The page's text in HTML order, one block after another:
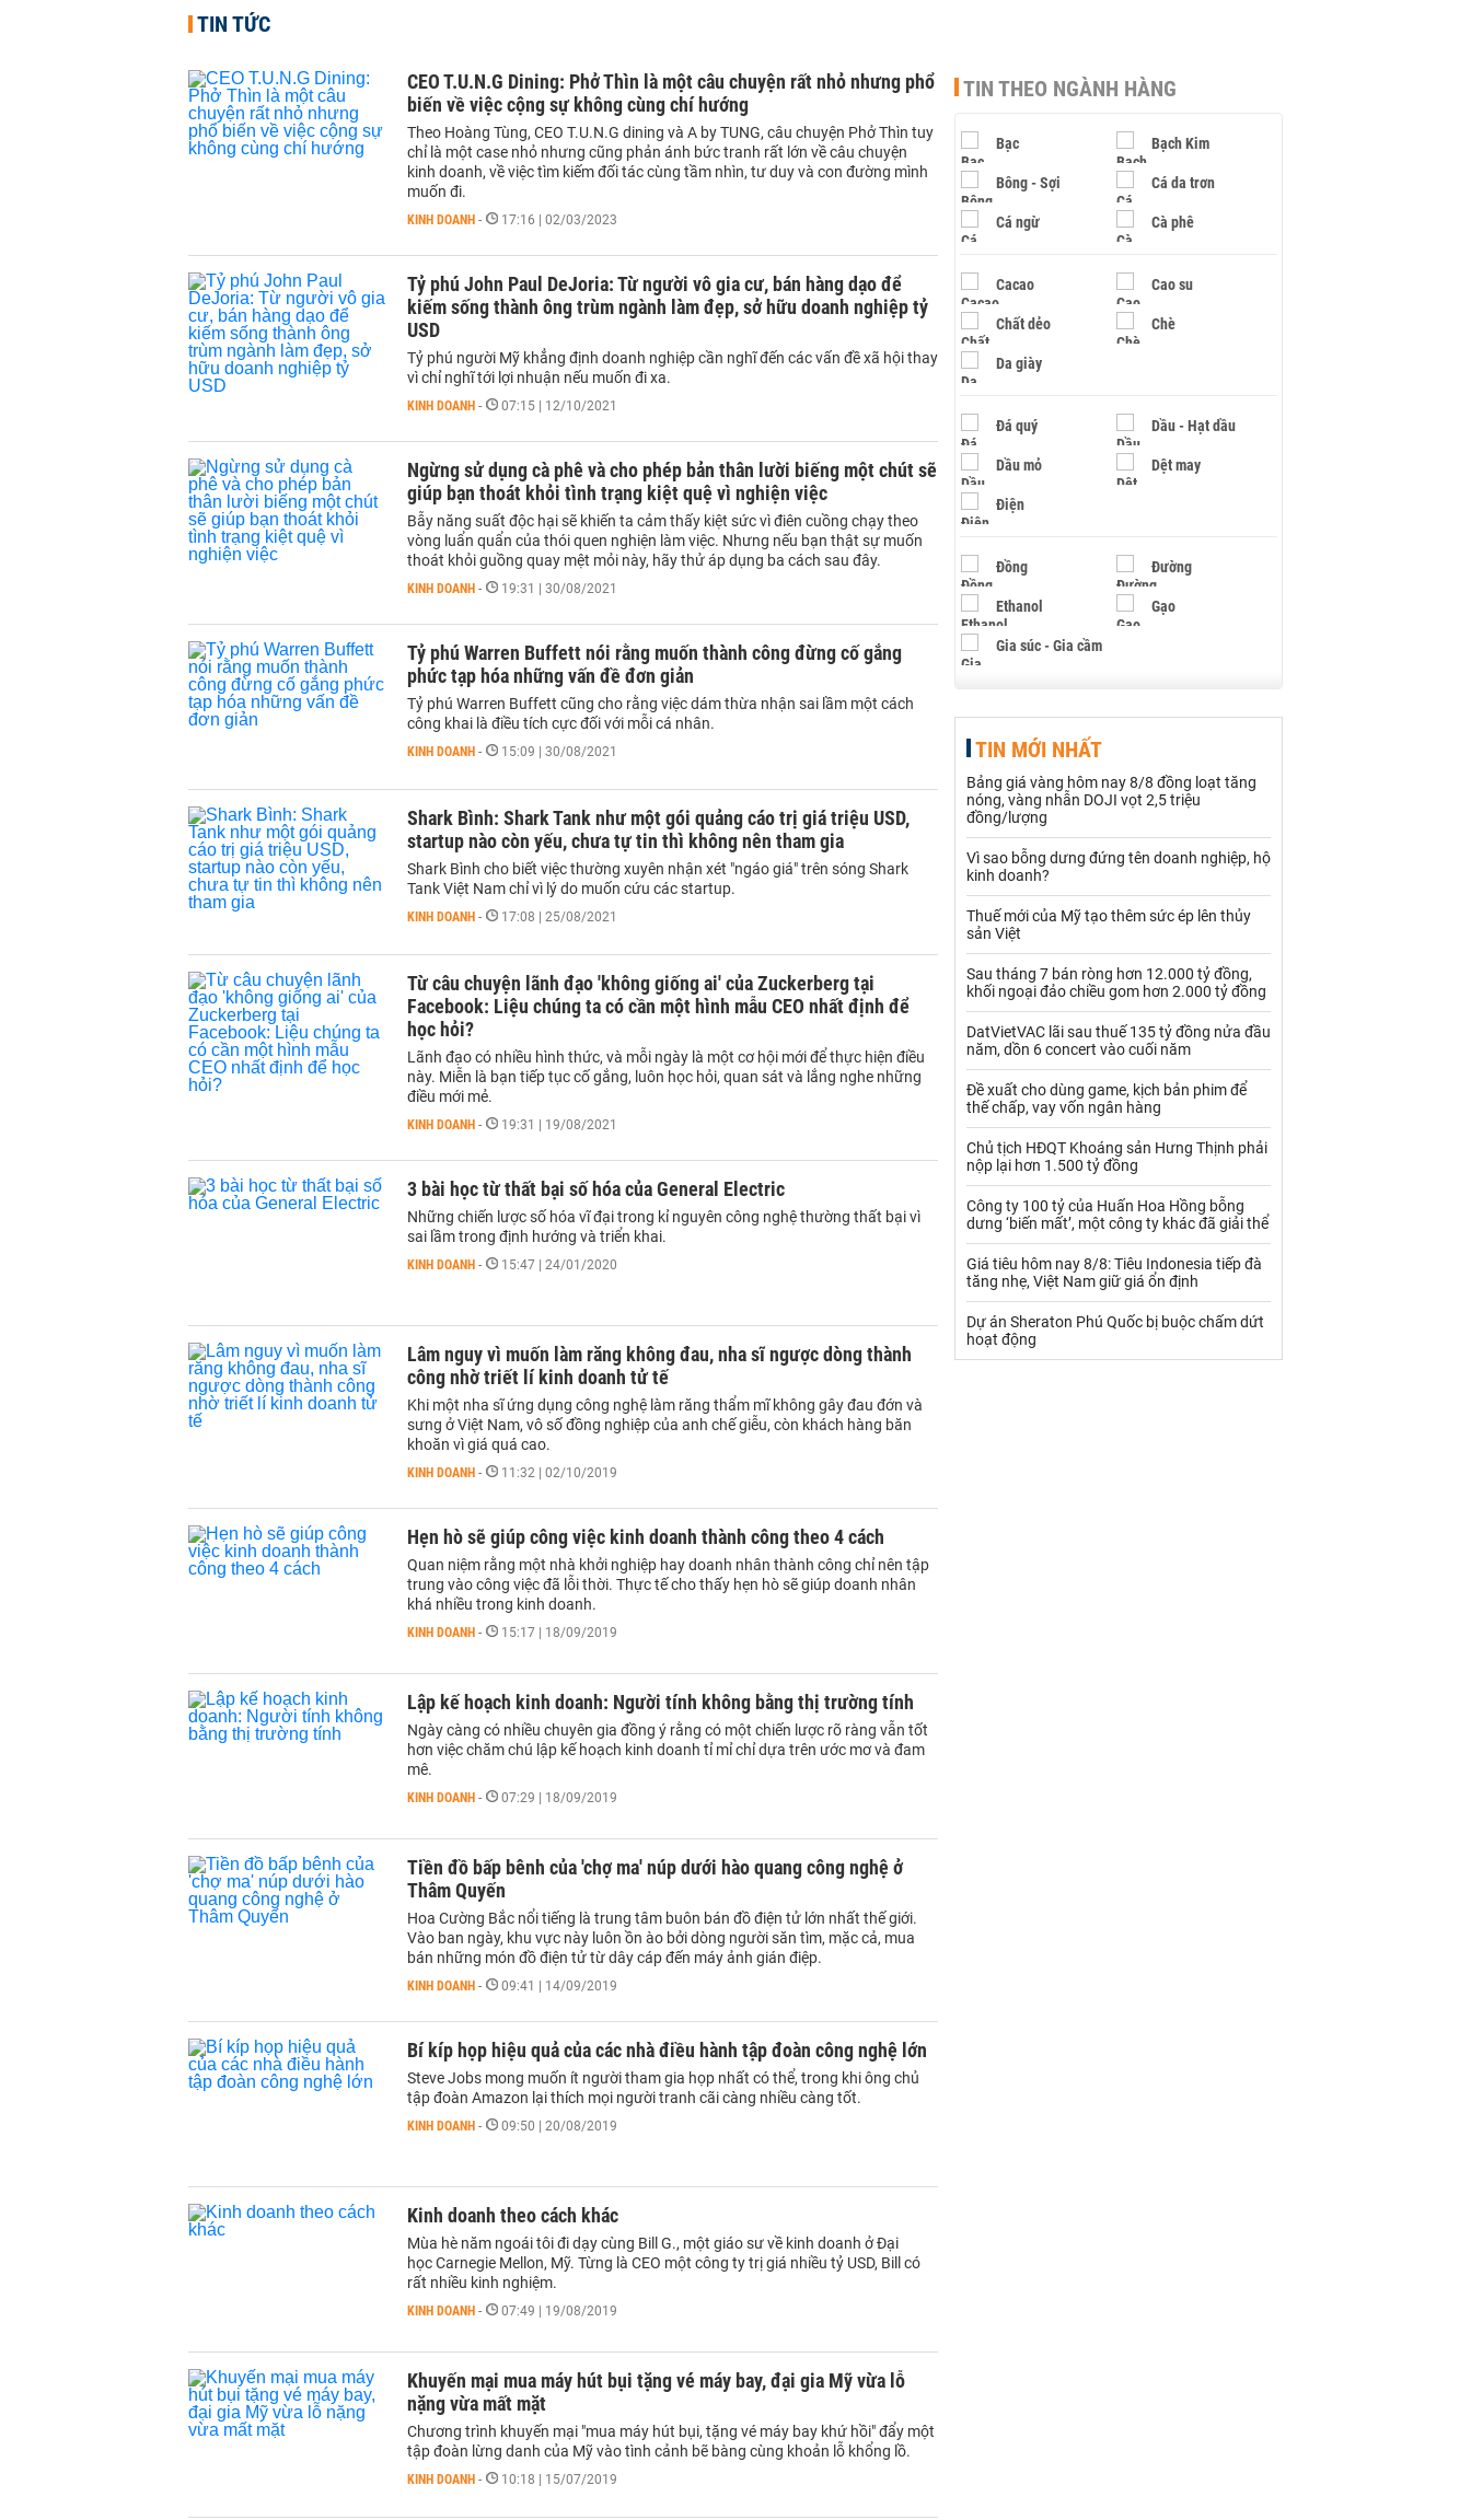
TIN TỨC
CEO T.U.N.G Dining: Phở Thìn là một câu chuyện rất nhỏ nhưng phổ
biến về việc cộng sự không cùng chí hướng
Theo Hoàng Tùng, CEO T.U.N.G dining và A by TUNG, câu chuyện Phở Thìn tuy
chỉ là một case nhỏ nhưng cũng phản ánh bức tranh rất lớn về câu chuyện
kinh doanh, về việc tìm kiếm đối tác cùng tầm nhìn, tư duy và con đường mình
muốn đi.
KINH DOANH - 17:16 | 02/03/2023
Tỷ phú John Paul DeJoria: Từ người vô gia cư, bán hàng dạo để
kiếm sống thành ông trùm ngành làm đẹp, sở hữu doanh nghiệp tỷ
USD
Tỷ phú người Mỹ khẳng định doanh nghiệp cần nghĩ đến các vấn đề xã hội thay
vì chỉ nghĩ tới lợi nhuận nếu muốn đi xa.
KINH DOANH - 07:15 | 12/10/2021
Ngừng sử dụng cà phê và cho phép bản thân lười biếng một chút sẽ
giúp bạn thoát khỏi tình trạng kiệt quệ vì nghiện việc
Bẫy năng suất độc hại sẽ khiến ta cảm thấy kiệt sức vì điên cuồng chạy theo
vòng luẩn quẩn của thói quen nghiện làm việc. Nhưng nếu bạn thật sự muốn
thoát khỏi guồng quay mệt mỏi này, hãy thử áp dụng ba cách sau đây.
KINH DOANH - 19:31 | 30/08/2021
Tỷ phú Warren Buffett nói rằng muốn thành công đừng cố gắng
phức tạp hóa những vấn đề đơn giản
Tỷ phú Warren Buffett cũng cho rằng việc dám thừa nhận sai lầm một cách
công khai là điều tích cực đối với mỗi cá nhân.
KINH DOANH - 15:09 | 30/08/2021
Shark Bình: Shark Tank như một gói quảng cáo trị giá triệu USD,
startup nào còn yếu, chưa tự tin thì không nên tham gia
Shark Bình cho biết việc thường xuyên nhận xét "ngáo giá" trên sóng Shark
Tank Việt Nam chỉ vì lý do muốn cứu các startup.
KINH DOANH - 17:08 | 25/08/2021
Từ câu chuyện lãnh đạo 'không giống ai' của Zuckerberg tại
Facebook: Liệu chúng ta có cần một hình mẫu CEO nhất định để
học hỏi?
Lãnh đạo có nhiều hình thức, và mỗi ngày là một cơ hội mới để thực hiện điều
này. Miễn là bạn tiếp tục cố gắng, luôn học hỏi, quan sát và lắng nghe những
điều mới mẻ.
KINH DOANH - 19:31 | 19/08/2021
3 bài học từ thất bại số hóa của General Electric
Những chiến lược số hóa vĩ đại trong kỉ nguyên công nghệ thường thất bại vì
sai lầm trong định hướng và triển khai.
KINH DOANH - 15:47 | 24/01/2020
Lâm nguy vì muốn làm răng không đau, nha sĩ ngược dòng thành
công nhờ triết lí kinh doanh tử tế
Khi một nha sĩ ứng dụng công nghệ làm răng thẩm mĩ không gây đau đớn và
sưng ở Việt Nam, vô số đồng nghiệp của anh chế giễu, còn khách hàng băn
khoăn vì giá quá cao.
KINH DOANH - 11:32 | 02/10/2019
Hẹn hò sẽ giúp công việc kinh doanh thành công theo 4 cách
Quan niệm rằng một nhà khởi nghiệp hay doanh nhân thành công chỉ nên tập
trung vào công việc đã lỗi thời. Thực tế cho thấy hẹn hò sẽ giúp doanh nhân
khá nhiều trong kinh doanh.
KINH DOANH - 15:17 | 18/09/2019
Lập kế hoạch kinh doanh: Người tính không bằng thị trường tính
Ngày càng có nhiều chuyên gia đồng ý rằng có một chiến lược rõ ràng vẫn tốt
hơn việc chăm chú lập kế hoạch kinh doanh tỉ mỉ chỉ dựa trên ước mơ và đam
mê.
KINH DOANH - 07:29 | 18/09/2019
Tiền đồ bấp bênh của 'chợ ma' núp dưới hào quang công nghệ ở
Thâm Quyến
Hoa Cường Bắc nổi tiếng là trung tâm buôn bán đồ điện tử lớn nhất thế giới.
Vào ban ngày, khu vực này luôn ồn ào bởi dòng người săn tìm, mặc cả, mua
bán những món đồ điện tử từ dây cáp đến máy ảnh gián điệp.
KINH DOANH - 09:41 | 14/09/2019
Bí kíp họp hiệu quả của các nhà điều hành tập đoàn công nghệ lớn
Steve Jobs mong muốn ít người tham gia họp nhất có thể, trong khi ông chủ
tập đoàn Amazon lại thích mọi người tranh cãi càng nhiều càng tốt.
KINH DOANH - 09:50 | 20/08/2019
Kinh doanh theo cách khác
Mùa hè năm ngoái tôi đi dạy cùng Bill G., một giáo sư về kinh doanh ở Đại
học Carnegie Mellon, Mỹ. Từng là CEO một công ty trị giá nhiều tỷ USD, Bill có
rất nhiều kinh nghiệm.
KINH DOANH - 07:49 | 19/08/2019
Khuyến mại mua máy hút bụi tặng vé máy bay, đại gia Mỹ vừa lỗ
nặng vừa mất mặt
Chương trình khuyến mại "mua máy hút bụi, tặng vé máy bay khứ hồi" đẩy một
tập đoàn lừng danh của Mỹ vào tình cảnh bẽ bàng cùng khoản lỗ khổng lồ.
KINH DOANH - 10:18 | 15/07/2019
TIN THEO NGÀNH HÀNG
Bạc Bạch Kim
Bông - Sợi Cá da trơn
Cá ngừ Cà phê
Cacao Cao su
Chất dẻo Chè
Da giày
Đá quý Dầu - Hạt dầu
Dầu mỏ Dệt may
Điện
Đồng Đường
Ethanol Gạo
Gia súc - Gia cầm
Hạt điều
Khí đốt
Kim loại khác Mắc ca
Nhựa - Hạt nhựa
Palladium Phân bón
Rau - Củ -Quả Sắt thép
Sữa
Than Thức ăn chăn nuôi
Thủy hải sản khác
Vàng
VLXD khác Xăng dầu
Xi măng - Clynker
TIN MỚI NHẤT
Bảng giá vàng hôm nay 8/8 đồng loạt tăng
nóng, vàng nhẫn DOJI vọt 2,5 triệu
đồng/lượng
Vì sao bỗng dưng đứng tên doanh nghiệp, hộ
kinh doanh?
Thuế mới của Mỹ tạo thêm sức ép lên thủy
sản Việt
Sau tháng 7 bán ròng hơn 12.000 tỷ đồng,
khối ngoại đảo chiều gom hơn 2.000 tỷ đồng
DatVietVAC lãi sau thuế 135 tỷ đồng nửa đầu
năm, dồn 6 concert vào cuối năm
Đề xuất cho dùng game, kịch bản phim để
thế chấp, vay vốn ngân hàng
Chủ tịch HĐQT Khoáng sản Hưng Thịnh phải
nộp lại hơn 1.500 tỷ đồng
Công ty 100 tỷ của Huấn Hoa Hồng bỗng
dưng ‘biến mất’, một công ty khác đã giải thể
Giá tiêu hôm nay 8/8: Tiêu Indonesia tiếp đà
tăng nhẹ, Việt Nam giữ giá ổn định
Dự án Sheraton Phú Quốc bị buộc chấm dứt
hoạt động